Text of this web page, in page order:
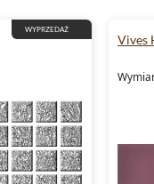
WYPRZEDAŻ
Vives